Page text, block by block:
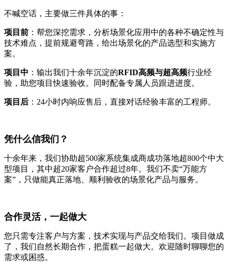
不喊空话，主要做三件具体的事：
项目前 ：帮您深挖需求，分析场景化应用中的各种不确定性与
技术难点，提前规避弯路，给出场景化的产品选型和实施方
案。
项目中 ：输出我们十余年沉淀的RFID高频与超高频行业经
验，助您项目快速验收。同时配备专属人员跟进进度。
项目后 ：24小时内响应售后，直接对话经验丰富的工程师。
凭什么信我们？
十余年来，我们协助超500家系统集成商成功落地超800个中大
型项目，其中超20家客户合作超过8年。我们不卖“万能方
案”，只做能真正落地、顺利验收的场景化产品与服务。
合作灵活，一起做大
您只需专注客户与方案，技术实现与产品交给我们。项目做成
了，我们自然长期合作，把蛋糕一起做大。欢迎随时聊聊您的
需求或困惑。